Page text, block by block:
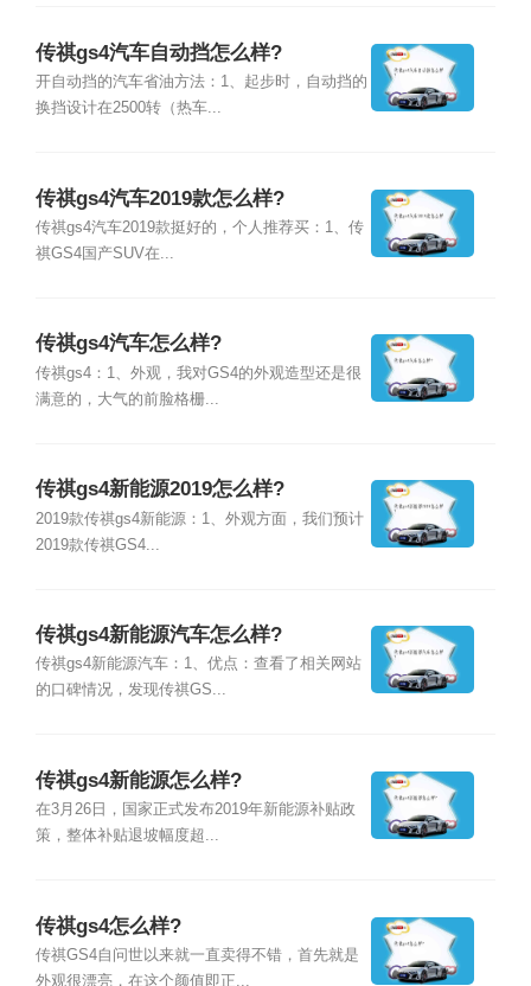
传祺gs4汽车自动挡怎么样?
开自动挡的汽车省油方法：1、起步时，自动挡的
换挡设计在2500转（热车...
传祺gs4汽车2019款怎么样?
传祺gs4汽车2019款挺好的，个人推荐买：1、传
祺GS4国产SUV在...
传祺gs4汽车怎么样?
传祺gs4：1、外观，我对GS4的外观造型还是很
满意的，大气的前脸格栅...
传祺gs4新能源2019怎么样?
2019款传祺gs4新能源：1、外观方面，我们预计
2019款传祺GS4...
传祺gs4新能源汽车怎么样?
传祺gs4新能源汽车：1、优点：查看了相关网站
的口碑情况，发现传祺GS...
传祺gs4新能源怎么样?
在3月26日，国家正式发布2019年新能源补贴政
策，整体补贴退坡幅度超...
传祺gs4怎么样?
传祺GS4自问世以来就一直卖得不错，首先就是
外观很漂亮，在这个颜值即正...